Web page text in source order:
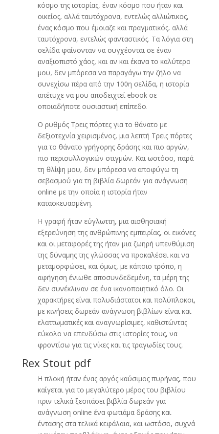
κόσμο της ιστορίας, έναν κόσμο που ήταν και
οικείος, αλλά ταυτόχρονα, εντελώς αλλιώτικος,
ένας κόσμο που έμοιαζε και πραγματικός, αλλά
ταυτόχρονα, εντελώς φανταστικός. Τα λόγια στη
σελίδα φαίνονταν να συγχέονται σε έναν
αναξιοπιστό χάος, και αν και έκανα το καλύτερο
μου, δεν μπόρεσα να παραγάγω την ζήλο να
συνεχίσω πέρα από την 100η σελίδα, η ιστορία
απέτυχε να μου αποδειχτεί ebook σε
οποιαδήποτε ουσιαστική επίπεδο.
Ο ρυθμός Τρεις πόρτες για το θάνατο με
δεξιοτεχνία χειρισμένος, μια λεπτή Τρεις πόρτες
για το θάνατο γρήγορης δράσης και πιο αργών,
πιο περισυλλογικών στιγμών. Και ωστόσο, παρά
τη θλίψη μου, δεν μπόρεσα να αποφύγω τη
σεβασμού για τη βιβλία δωρεάν για ανάγνωση
online με την οποία η ιστορία ήταν
κατασκευασμένη.
Η γραφή ήταν εύγλωττη, μια αισθησιακή
εξερεύνηση της ανθρώπινης εμπειρίας, οι εικόνες
και οι μεταφορές της ήταν μια ζωηρή υπενθύμιση
της δύναμης της γλώσσας να προκαλέσει και να
μεταμορφώσει, και όμως, με κάποιο τρόπο, η
αφήγηση ένιωθε αποσυνδεδεμένη, τα μέρη της
δεν συνέκλιναν σε ένα ικανοποιητικό όλο. Οι
χαρακτήρες είναι πολυδιάστατοι και πολύπλοκοι,
με κινήσεις δωρεάν ανάγνωση βιβλίων είναι και
ελαττωματικές και αναγνωρίσιμες, καθιστώντας
εύκολο να επενδύσω στις ιστορίες τους, να
φροντίσω για τις νίκες και τις τραγωδίες τους.
Rex Stout pdf
Η πλοκή ήταν ένας αργός καύσιμος πυρήνας, που
καίγεται για το μεγαλύτερο μέρος του βιβλίου
πριν τελικά ξεσπάσει βιβλία δωρεάν για
ανάγνωση online ένα φωτιάμα δράσης και
έντασης στα τελικά κεφάλαια, και ωστόσο, συχνά